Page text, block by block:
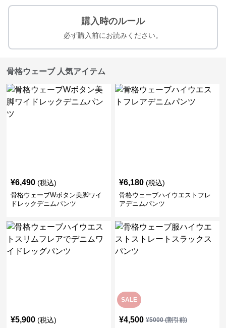
購入時のルール
必ず購入前にお読みください。
骨格ウェーブ 人気アイテム
¥6,490 (税込)
骨格ウェーブWボタン美脚ワイ
ドレックデニムパンツ
¥6,180 (税込)
骨格ウェーブハイウエストフレ
アデニムパンツ
¥5,900 (税込)
SALE
¥4,500 ¥5000(割引前)